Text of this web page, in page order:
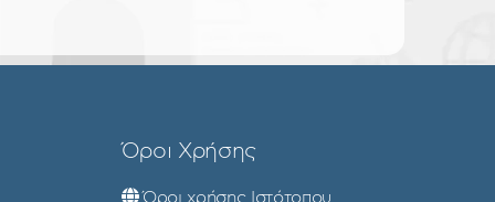
Όροι Χρήσης
Όροι χρήσης Ιστότοπου